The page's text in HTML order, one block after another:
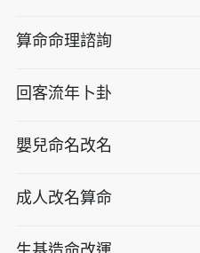
算命命理諮詢
回客流年卜卦
嬰兒命名改名
成人改名算命